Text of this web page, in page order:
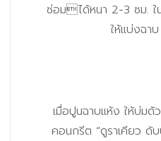
ซ่อมได้หนา 2-3 ซม. ใ
ให้แบ่งฉา
เมื่อปูนฉาบแห้ง ให้บ่ม
คอนกรีต “ดูราเคียว ดั